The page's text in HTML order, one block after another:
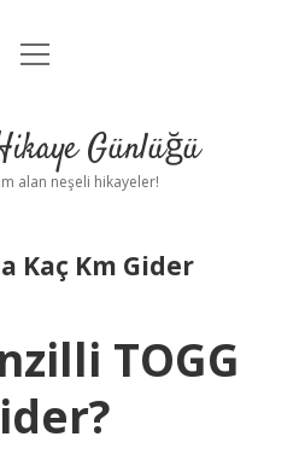
Anasayfa
Uyarı
menüyü
Günlüğü
alan neşeli hikayeler!
Kaç Km Gider
TOGG